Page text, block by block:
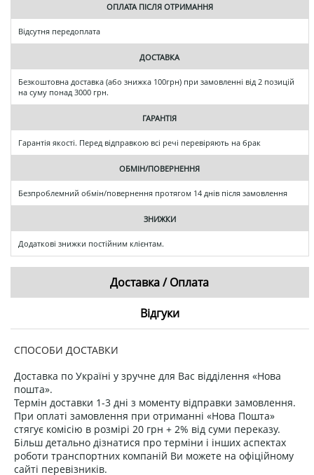
ОПЛАТА ПІСЛЯ ОТРИМАННЯ
Відсутня передоплата
ДОСТАВКА
Безкоштовна доставка (або знижка 100грн) при замовленні від 2 позицій
на суму понад 3000 грн.
ГАРАНТІЯ
Гарантія якості. Перед відправкою всі речі перевіряють на брак
ОБМІН/ПОВЕРНЕННЯ
Безпроблемний обмін/повернення протягом 14 днів після замовлення
ЗНИЖКИ
Додаткові знижки постійним клієнтам.
Доставка / Оплата
Відгуки
СПОСОБИ ДОСТАВКИ
Доставка по Україні у зручне для Вас відділення «Нова
пошта».
Термін доставки 1-3 дні з моменту відправки замовлення.
При оплаті замовлення при отриманні «Нова Пошта»
стягує комісію в розмірі 20 грн + 2% від суми переказу.
Більш детально дізнатися про терміни і інших аспектах
роботи транспортних компаній Ви можете на офіційному
сайті перевізників.